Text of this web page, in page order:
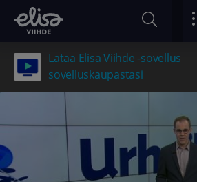
Lataa Elisa Viihde -sovellus
sovelluskaupastasi